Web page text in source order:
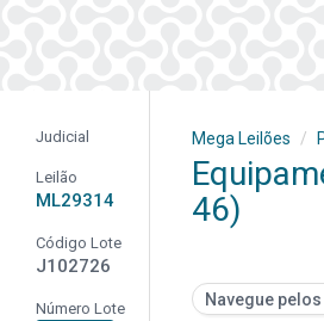
Judicial
Leilão
ML29314
Código Lote
J102726
Número Lote
Mega Leilões
46)
Navegue